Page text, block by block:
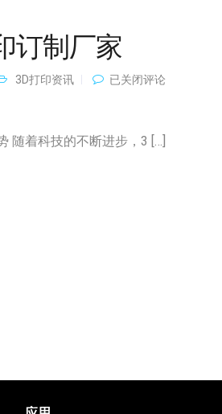
订制厂家
3D打印资讯
工
3D
打
已关闭评论
随着科技的不断进步，3 […]